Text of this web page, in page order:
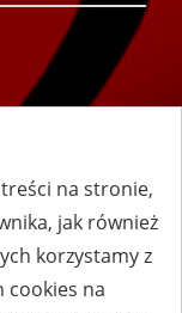
na stronie,
jak również
korzystamy z
cookies na